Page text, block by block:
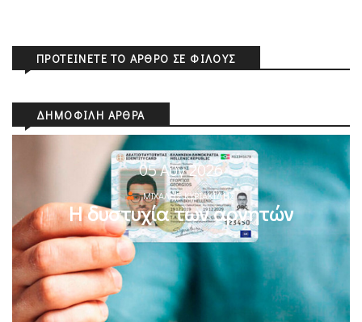
ΠΡΟΤΕΊΝΕΤΕ ΤΟ ΆΡΘΡΟ ΣΕ ΦΊΛΟΥΣ
ΔΗΜΟΦΙΛΉ ΆΡΘΡΑ
05 Αυγ 2026
ΜΙΧΆΛΗΣ ΚΥΡΙΑΚΊΔΗΣ
Η δυστυχία των αρνητών